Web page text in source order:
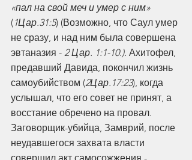
«пал на свой меч и умер с ним»
( 1Цар.31:5) (Возможно, что Саул умер
не сразу, и над ним была совершена
эвтаназия - 2 Цар. 1:1-10.). Ахитофел,
предавший Давида, покончил жизнь
самоубийством (2Цар.17:23), когда
услышал, что его совет не принят, а
восстание обречено на провал.
Заговорщик-убийца, Замврий, после
неудавшегося захвата власти